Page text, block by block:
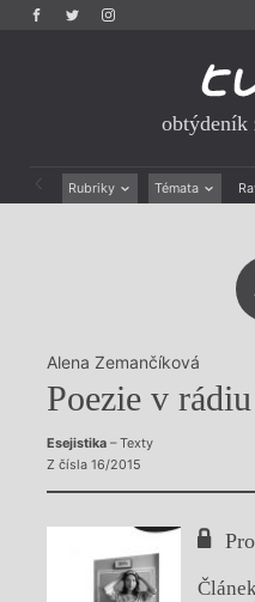
obtýdeník
Rubriky Témata
Alena Zemančíková
Poezie v rádiu
Esejistika– Texty
Z čísla 16/2015